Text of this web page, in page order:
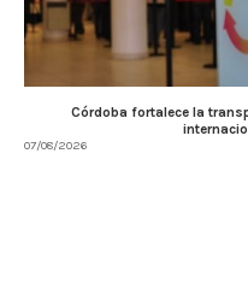
Córdoba fortalece la
07/08/2026